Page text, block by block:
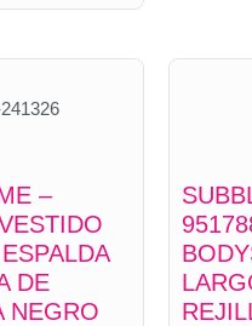
–
DE
NEGRO